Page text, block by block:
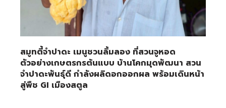
สมูทตี้จำปาดะ เมนูชวนลิ้มลอง ที่สวนจูหอด
ตัวอย่างเกษตรกรต้นแบบ บ้านโคกมุดพัฒนา สวน
จำปาดะพันธุ์ดี กำลังผลิดอกออกผล พร้อมเดินหน้า
สู่พืช GI เมืองสตูล